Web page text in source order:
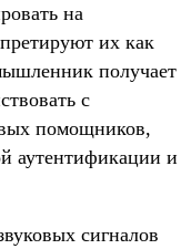
на
их как
получает
с
помощников,
аутентификации и
сигналов